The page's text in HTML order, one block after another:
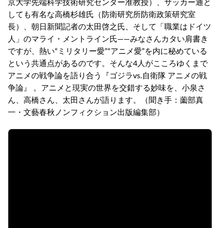
京大学先端科学技術研究センター准教授）、サッカー通と
しても有名な高橋杉雄氏（防衛研究所防衛政策研究室
長）、朝日新聞記者の太田啓之氏、そして「職業はドイツ
人」のマライ・メントライン氏――みなさんカタい肩書き
ですが、熱い“ミリタリー愛”“アニメ愛”を内に秘めている
という共通点があるのです。そんな4人がこころゆくまで
アニメの戦争論を語り合う『ゴジラvs.自衛隊 アニメの戦
争論』 。アニメと現実の世界を交錯する妙味を、小泉さ
ん、高橋さん、太田さんが語ります。（聞き手：薗部真
一・文藝春秋ノンフィクション出版編集部）